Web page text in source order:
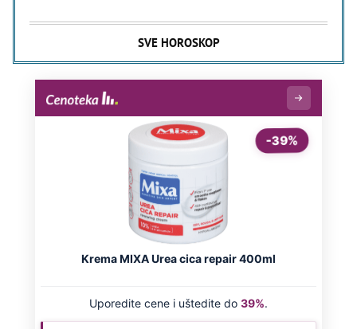
SVE HOROSKOP